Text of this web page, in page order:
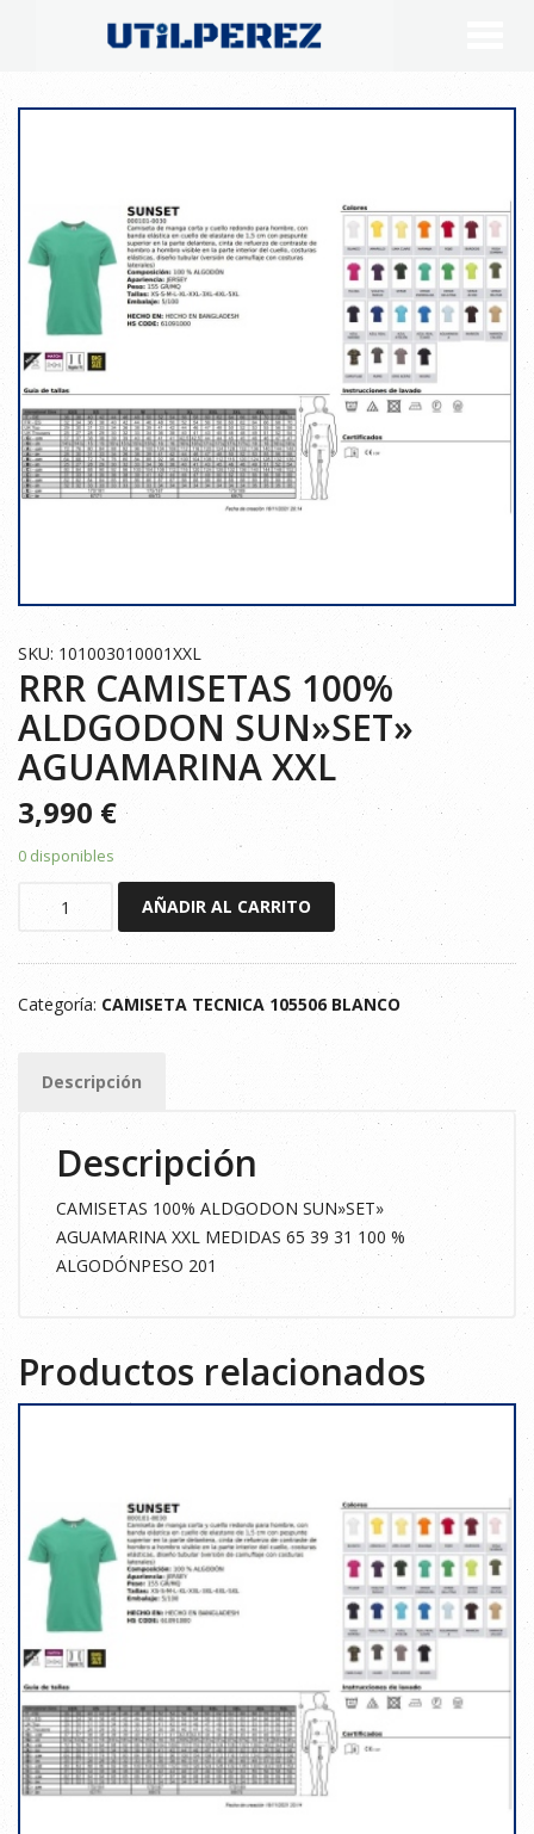
SKU: 101003010001XXL
RRR CAMISETAS 100%
ALDGODON SUN»SET»
AGUAMARINA XXL
3,990 €
0 disponibles
SUN"SET"
cantidad
AÑADIR AL CARRITO
Categoría: CAMISETA TECNICA 105506 BLANCO
Descripción
Descripción
CAMISETAS 100% ALDGODON SUN»SET»
AGUAMARINA XXL MEDIDAS 65 39 31 100 %
ALGODÓNPESO 201
Productos relacionados